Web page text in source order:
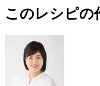
このレシピの